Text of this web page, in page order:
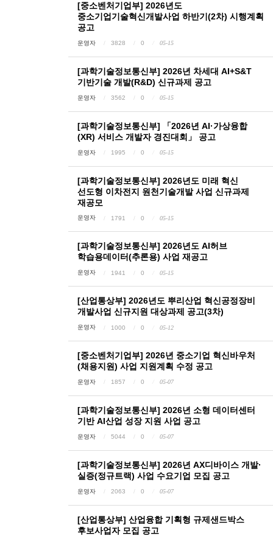
[중소벤처기업부] 2026년도
중소기업기술혁신개발사업 하반기(2차) 시행계획
공고
운영자 3828 0 05-15
[과학기술정보통신부] 2026년 차세대 AI+S&T
기반기술 개발(R&D) 신규과제 공고
운영자 3562 0 05-15
[과학기술정보통신부] 「2026년 AI·가상융합
(XR) 서비스 개발자 경진대회」 공고
운영자 1995 0 05-15
[과학기술정보통신부] 2026년도 미래 혁신
선도형 이차전지 원천기술개발 사업 신규과제
재공모
운영자 1791 0 05-15
[과학기술정보통신부] 2026년도 AI허브
학습용데이터(추론용) 사업 재공고
운영자 1941 0 05-15
[산업통상부] 2026년도 뿌리산업 혁신공정장비
개발사업 신규지원 대상과제 공고(3차)
운영자 1000 0 05-12
[중소벤처기업부] 2026년 중소기업 혁신바우처
(채용지원) 사업 지원계획 수정 공고
운영자 1857 0 05-07
[과학기술정보통신부] 2026년 소형 데이터센터
기반 AI산업 성장 지원 사업 공고
운영자 5044 0 05-07
[과학기술정보통신부] 2026년 AX디바이스 개발·
실증(정규트랙) 사업 수요기업 모집 공고
운영자 2063 0 05-07
[산업통상부] 산업융합 기획형 규제샌드박스
후보사업자 모집 공고